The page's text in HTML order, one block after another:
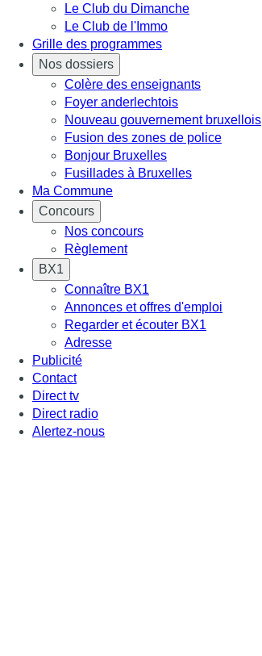
Le Club du Dimanche
Le Club de l'Immo
Grille des programmes
Nos dossiers
Colère des enseignants
Foyer anderlechtois
Nouveau gouvernement bruxellois
Fusion des zones de police
Bonjour Bruxelles
Fusillades à Bruxelles
Ma Commune
Concours
Nos concours
Règlement
BX1
Connaître BX1
Annonces et offres d'emploi
Regarder et écouter BX1
Adresse
Publicité
Contact
Direct tv
Direct radio
Alertez-nous